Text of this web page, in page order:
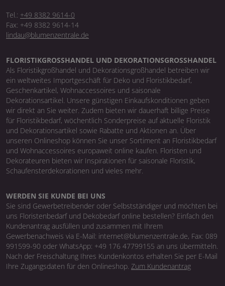
Tel.: +49 8382 9614-0
Fax: +49 8382 9614-14
lindau@blumenzentrale.de
FLORISTIKGROSSHANDEL UND DEKORATIONSGROSSHANDEL
Als Floristikgroßhandel und Dekorationsgroßhandel betreiben wir
ein weltweites Importgeschäft für Deko und Floristikbedarf,
Geschenkartikel, Wohnaccessoires und saisonale
Dekorationsartikel. Unsere günstigen Einkaufskonditionen geben
wir direkt an Sie weiter. Zudem bieten wir dauerhaft billige Preise
für Floristikbedarf, wöchentlich Sonderpreise auf aktuelle Floristik
und Dekorationsartikel sowie Rabatte und Aktionen an. Über
unseren Onlineshop können Sie unser Sortiment an Floristikbedarf
und Wohnaccessoires europaweit online kaufen. Floristen und
Dekorateuren bieten wir Inspirationen für saisonale Floristik,
Schaufensterdekorationen und vieles mehr.
WERDEN SIE KUNDE BEI UNS
Sie sind Gewerbetreibender oder Selbstständiger und möchten bei
uns Floristenbedarf und Dekobedarf online bestellen? Einfach den
Kundenantrag ausfüllen und zusammen mit Ihrem
Gewerbenachweis via E-Mail: internet@blumenzentrale.de, Fax: 089
991599-90 oder WhatsApp: +49 176 47799155 an uns übermitteln.
Nach der Freischaltung Ihres Kundenkontos erhalten Sie per E-Mail
Ihre Zugangsdaten für den Onlineshop. Zum Kundenantrag